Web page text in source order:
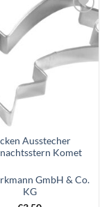
Wunschzettel
Ausstecher
Komet
GmbH & Co.
KG